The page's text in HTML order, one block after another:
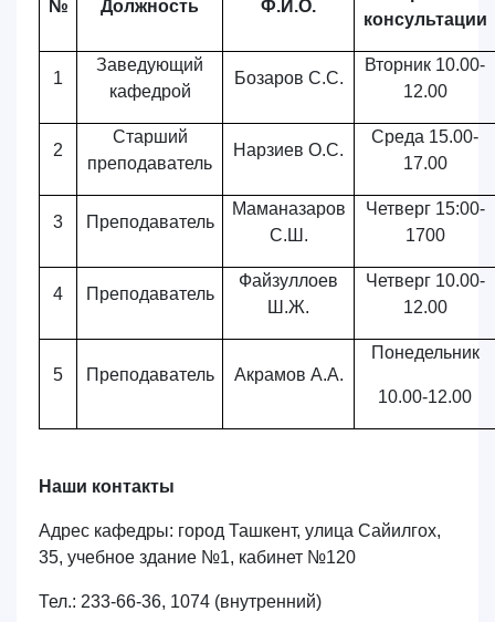
№ Должность Ф.И.О.
консультации
1
Заведующий
кафедрой
Бозаров С.С.
Вторник 10.00-
12.00
2
Старший
преподаватель
Нарзиев О.С.
Среда 15.00-
17.00
3 Преподаватель
Маманазаров
С.Ш.
Четверг 15:00-
1700
4 Преподаватель
Файзуллоев
Ш .Ж.
Четверг 10.00-
12.00
5 Преподаватель Акрамов А.А.
Понедельник
10.00-12.00
Наши контакты
Адрес кафедры: город Ташкент, улица Сайилгох,
35, учебное здание №1, кабинет №120
Тел.: 233-66-36, 1074 (внутренний)